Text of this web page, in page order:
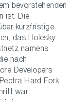
bevorstehenden
ist. Die
kurzfristige
das Holesky-
namens
nach
Developers
Hard Fork
war